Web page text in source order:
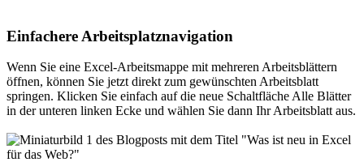
Einfachere Arbeitsplatznavigation
Wenn Sie eine Excel-Arbeitsmappe mit mehreren Arbeitsblättern
öffnen, können Sie jetzt direkt zum gewünschten Arbeitsblatt
springen. Klicken Sie einfach auf die neue Schaltfläche Alle Blätter
in der unteren linken Ecke und wählen Sie dann Ihr Arbeitsblatt aus.